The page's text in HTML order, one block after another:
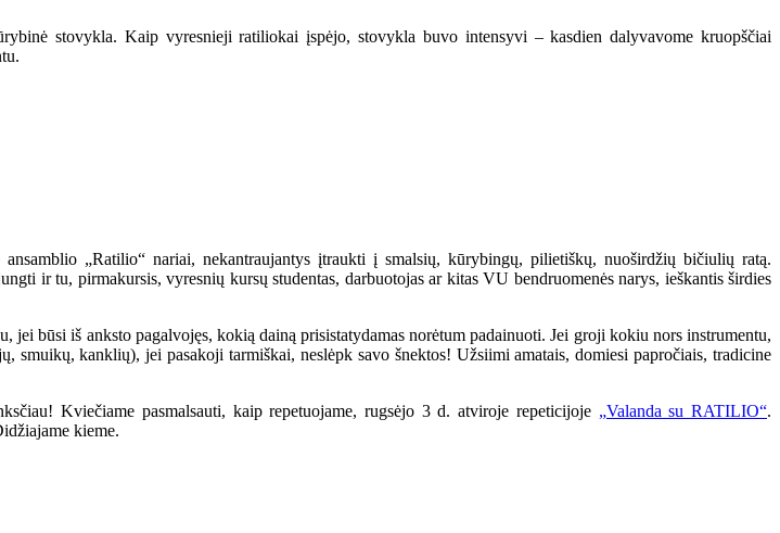
stovykla. Kaip vyresnieji ratiliokai įspėjo, stovykla buvo intensyvi – kasdien dalyvavome kruopščiai
„Ratilio“ nariai, nekantraujantys įtraukti į smalsių, kūrybingų, pilietiškų, nuoširdžių bičiulių ratą.
ir tu, pirmakursis, vyresnių kursų studentas, darbuotojas ar kitas VU bendruomenės narys, ieškantis širdies
jei būsi iš anksto pagalvojęs, kokią dainą prisistatydamas norėtum padainuoti. Jei groji kokiu nors instrumentu,
kanklių), jei pasakoji tarmiškai, neslėpk savo šnektos! Užsiimi amatais, domiesi papročiais, tradicine
Kviečiame pasmalsauti, kaip repetuojame, rugsėjo 3 d. atviroje repeticijoje „Valanda su RATILIO“.
kieme.